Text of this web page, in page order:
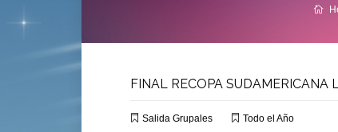
FINAL RECOPA SUDAMERICANA
Salida Grupales Todo el Año